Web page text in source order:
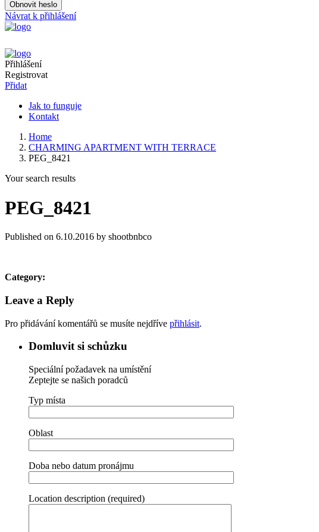
Obnovit heslo
Návrat k přihlášení
Přihlášení
Registrovat
Přidat
Jak to funguje
Kontakt
Home
CHARMING APARTMENT WITH TERRACE
PEG_8421
Your search results
PEG_8421
Published on 6.10.2016 by shootbnbco
Category:
Leave a Reply
Pro přidávání komentářů se musíte nejdříve přihlásit.
Domluvit si schůzku
Speciální požadavek na umístění
Zeptejte se našich poradců
Typ místa
Oblast
Doba nebo datum pronájmu
Location description (required)